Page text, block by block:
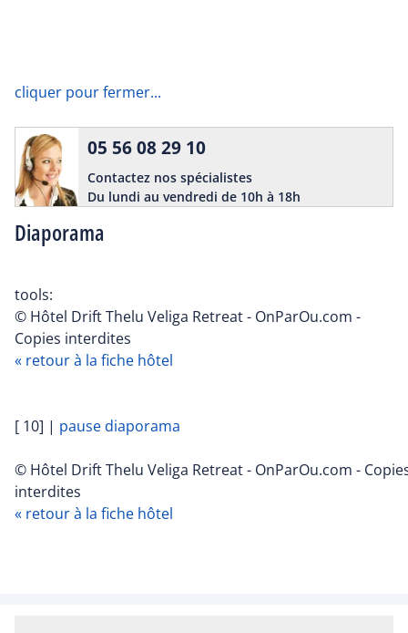
cliquer pour fermer...
Diaporama
05 56 08 29 10
Contactez nos spécialistes
Du lundi au vendredi de 10h à 18h
tools:
© Hôtel Drift Thelu Veliga Retreat - OnParOu.com -
Copies interdites
« retour à la fiche hôtel
[ 10] | pause diaporama
© Hôtel Drift Thelu Veliga Retreat - OnParOu.com -
interdites
« retour à la fiche hôtel